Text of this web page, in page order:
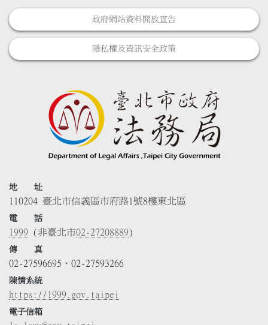
政府網站資料開放宣告
隱私權及資訊安全政策
地 址
110204 臺北市信義區市府路1號8樓東北區
電 話
1999 (非臺北市02-27208889)
傳 真
02-27596695、02-27593266
陳情系統
https://1999.gov.taipei
電子信箱